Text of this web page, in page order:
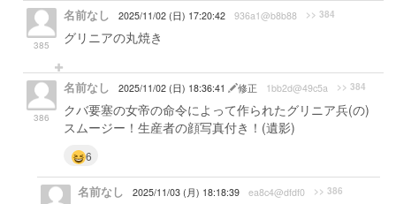
385
名前なし 2025/11/02 (日) 17:20:42 936a1@b8b88 >> 384
グリニアの丸焼き
386
名前なし 2025/11/02 (日) 18:36:41 修正 1bb2d@49c5a >> 384
クバ要塞の女帝の命令によって作られたグリニア兵(の)
スムージー！生産者の顔写真付き！(遺影)
6
名前なし 2025/11/03 (月) 18:18:39 ea8c4@dfdf0 >> 386